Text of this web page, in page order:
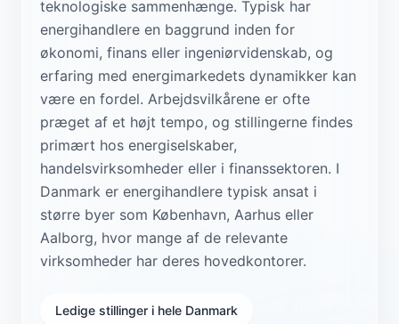
teknologiske sammenhænge. Typisk har
energihandlere en baggrund inden for
økonomi, finans eller ingeniørvidenskab, og
erfaring med energimarkedets dynamikker kan
være en fordel. Arbejdsvilkårene er ofte
præget af et højt tempo, og stillingerne findes
primært hos energiselskaber,
handelsvirksomheder eller i finanssektoren. I
Danmark er energihandlere typisk ansat i
større byer som København, Aarhus eller
Aalborg, hvor mange af de relevante
virksomheder har deres hovedkontorer.
Ledige stillinger i hele Danmark